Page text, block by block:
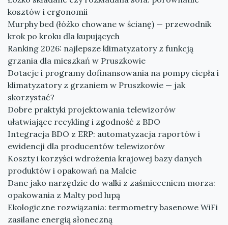
kosztów i ergonomii
Murphy bed (łóżko chowane w ścianę) — przewodnik
krok po kroku dla kupujących
Ranking 2026: najlepsze klimatyzatory z funkcją
grzania dla mieszkań w Pruszkowie
Dotacje i programy dofinansowania na pompy ciepła i
klimatyzatory z grzaniem w Pruszkowie — jak
skorzystać?
Dobre praktyki projektowania telewizorów
ułatwiające recykling i zgodność z BDO
Integracja BDO z ERP: automatyzacja raportów i
ewidencji dla producentów telewizorów
Koszty i korzyści wdrożenia krajowej bazy danych
produktów i opakowań na Malcie
Dane jako narzędzie do walki z zaśmieceniem morza:
opakowania z Malty pod lupą
Ekologiczne rozwiązania: termometry basenowe WiFi
zasilane energią słoneczną